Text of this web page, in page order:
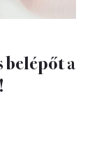
belépőt a